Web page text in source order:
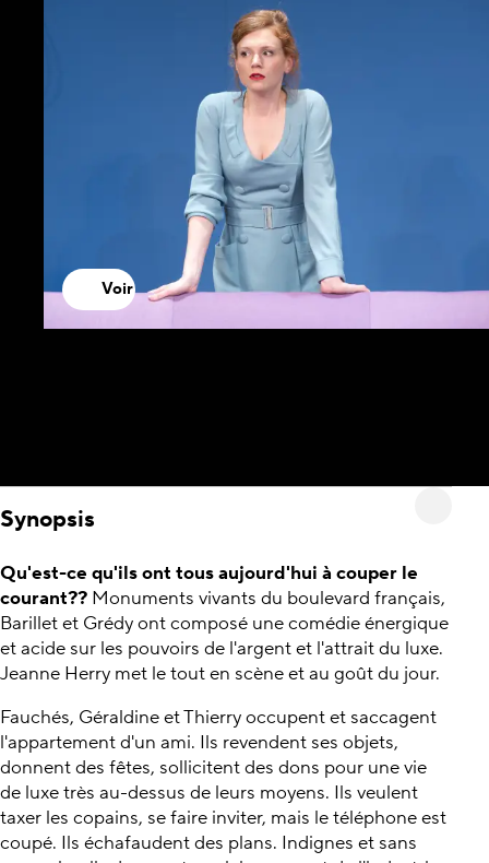
Voir
Synopsis
Qu'est-ce qu'ils ont tous aujourd'hui à couper le
courant?? Monuments vivants du boulevard français,
Barillet et Grédy ont composé une comédie énergique
et acide sur les pouvoirs de l'argent et l'attrait du luxe.
Jeanne Herry met le tout en scène et au goût du jour.
Fauchés, Géraldine et Thierry occupent et saccagent
l'appartement d'un ami. Ils revendent ses objets,
donnent des fêtes, sollicitent des dons pour une vie
de luxe très au-dessus de leurs moyens. Ils veulent
taxer les copains, se faire inviter, mais le téléphone est
coupé. Ils échafaudent des plans. Indignes et sans